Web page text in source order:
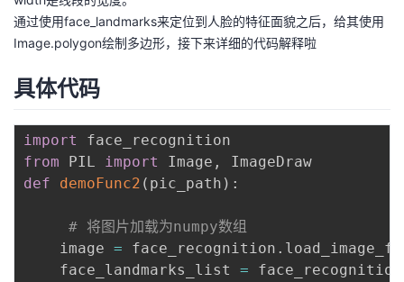
者
支
的我
通过使用face_landmarks来定位到人脸的特征面貌之后，给其使用
Image.polygon绘制多边形，接下来详细的代码解释啦
具体代码
import
from PIL import Image ,
def
demoFunc2 ( pic_path ) :
# 将图片加载为numpy数组
    image
= face_recognition .
    face_landmarks_list
= face_recognition